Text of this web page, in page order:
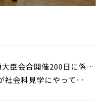
大臣会合開催200日に係る
社会科見学にやって来